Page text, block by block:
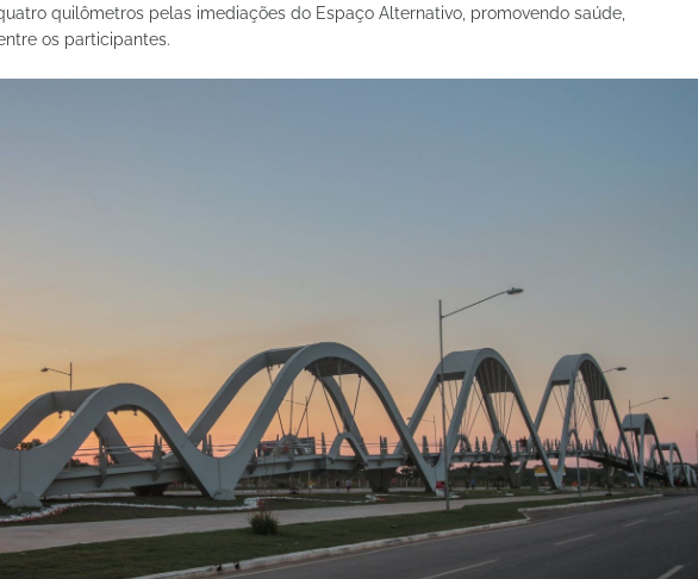
quilômetros pelas imediações do Espaço Alternativo, promovendo saúde,
os participantes.